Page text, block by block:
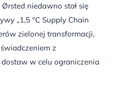
niedawno stał się
„1,5 °C Supply Chain
zielonej transformacji,
z
w celu ograniczenia